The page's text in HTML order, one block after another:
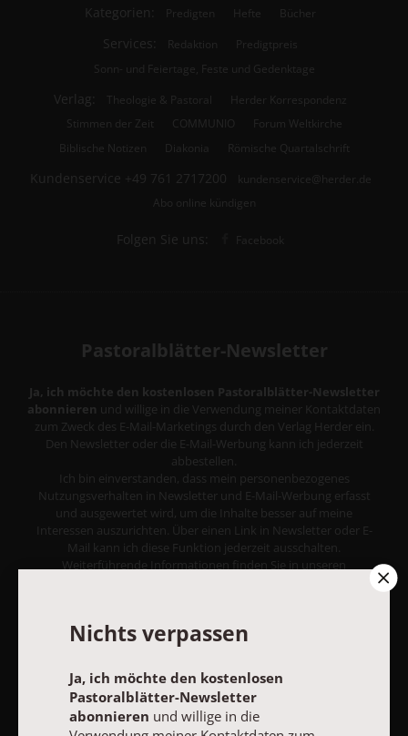
Kategorien: Predigten Hefte Bücher
Services: Redaktion
Predigtpreis
Sonn- und Feiertage, Feste und Gedenktage
Verlag: Theologie & Pastoral
Herder Korrespondenz
Stimmen der Zeit
COMMUNIO
Forum Weltkirche
Biblische Notizen
Diakonia Römische Quartalschrift
Kundenservice +49 761 2717200
kundenservice@herder.de
Abo online kündigen
Folgen Sie uns: Facebook
Pastoralblätter-Newsletter
Ja, ich möchte den kostenlosen Pastoralblätter-Newsletter
abonnieren und willige in die Verwendung meiner Kontaktdaten
zum Zweck des E-Mail-Marketings durch den Verlag Herder ein.
Den Newsletter oder die E-Mail-Werbung kann ich jederzeit
abbestellen.
Ich bin einverstanden, dass mein personenbezogenes
Nutzungsverhalten in Newsletter und E-Mail-Werbung erfasst
und ausgewertet wird, um die Inhalte besser auf meine
Interessen auszurichten. Über einen Link in Newsletter oder E-
Mail kann ich diese Funktion jederzeit ausschalten.
Weiterführende Informationen finden Sie in unseren
Nichts verpassen
Ja, ich möchte den kostenlosen
Pastoralblätter-Newsletter
abonnieren und willige in die